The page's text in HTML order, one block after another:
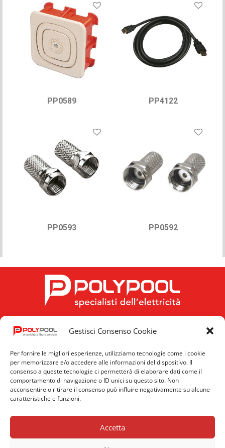
Gestisci Consenso Cookie
Per fornire le migliori esperienze, utilizziamo tecnologie come i cookie
per memorizzare e/o accedere alle informazioni del dispositivo. Il
consenso a queste tecnologie ci permetterà di elaborare dati come il
comportamento di navigazione o ID unici su questo sito. Non
acconsentire o ritirare il consenso può influire negativamente su alcune
caratteristiche e funzioni.
Accetta
PP0589 PP4122
PP0593 PP0592
Privacy
Cookie
Policy
News